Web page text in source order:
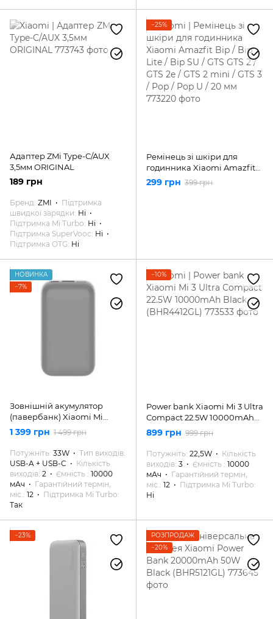
Адаптер ZMi Type-C/AUX
3,5мм ORIGINAL
189 грн
Бренд ZMI
Підтримка
швидкої зарядки Ні
Підтримка Mi Turbo Ні
Підтримка SuperVooc Ні
Підтримка OTG Ні
−25%
Ремінець зі шкіри для
годинника Xiaomi Amazfit
Bip / Bip Lite / Bip SU / GTS
GTS 2 / GTS 2e / GTS 2 mini /
299 грн 399 грн
НОВИНКА
−7%
Зовнішній акумулятор
(павербанк) Xiaomi Mi
Power Bank 10000mAh 33W
Pocket Version Pro Blue
(PB1030ZM, BHR5785GL)
1 399 грн 1 499 грн
Потужніть 33W
Тип виходів
USB-A + USB-C
Кількість
виходів 2 Ємність 10000
мАч
Гарантійний термін,
міс.
12
Підтримка Mi Turbo
Так
−10%
Power bank Xiaomi Mi 3 Ultra
Compact 22.5W 10000mAh
Black (BHR4412GL)
899 грн 999 грн
Потужніть 22,5W
Кількість
виходів 3 Ємність 10000
мАч
Гарантійний термін,
міс.
12
Підтримка Mi Turbo
Ні
−23%
РОЗПРОДАЖ
−20%